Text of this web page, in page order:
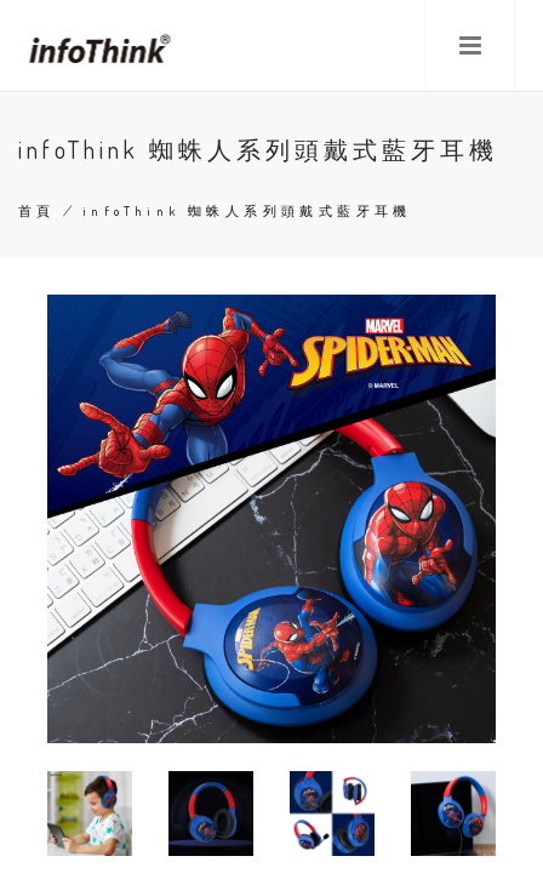
infoThink 蜘蛛人系列頭戴式藍牙耳機
航
首頁 /infoThink 蜘蛛人系列頭戴式藍牙耳機